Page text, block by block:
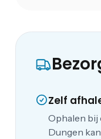
Zelf
Ophalen bij
Dungen